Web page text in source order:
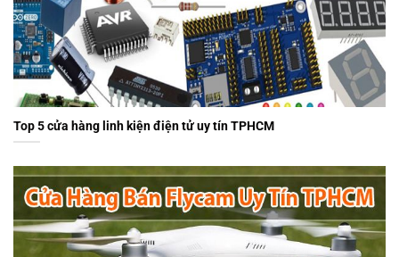
Top 5 cửa hàng linh kiện điện tử uy tín TPHCM